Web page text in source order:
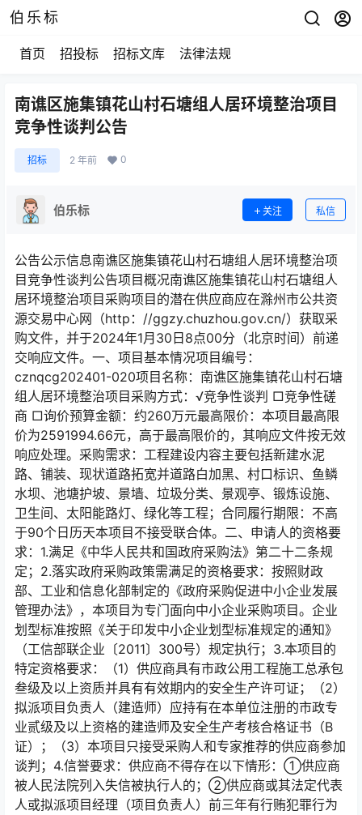
伯乐标
首页 招投标 招标文库 法律法规
南谯区施集镇花山村石塘组人居环境整治项目
竞争性谈判公告
招标 2 年前 0
伯乐标 关注 私信
公告公示信息南谯区施集镇花山村石塘组人居环境整治项
目竞争性谈判公告项目概况南谯区施集镇花山村石塘组人
居环境整治项目采购项目的潜在供应商应在滁州市公共资
源交易中心网（http：//ggzy.chuzhou.gov.cn/）获取采
购文件，并于2024年1月30日8点00分（北京时间）前递
交响应文件。一、项目基本情况项目编号：
cznqcg202401-020项目名称：南谯区施集镇花山村石塘
组人居环境整治项目采购方式：√竞争性谈判 □竞争性磋
商 □询价预算金额：约260万元最高限价：本项目最高限
价为2591994.66元，高于最高限价的，其响应文件按无效
响应处理。采购需求：工程建设内容主要包括新建水泥
路、铺装、现状道路拓宽并道路白加黑、村口标识、鱼鳞
水坝、池塘护坡、景墙、垃圾分类、景观亭、锻炼设施、
卫生间、太阳能路灯、绿化等工程；合同履行期限：不高
于90个日历天本项目不接受联合体。二、申请人的资格要
求：1.满足《中华人民共和国政府采购法》第二十二条规
定；2.落实政府采购政策需满足的资格要求：按照财政
部、工业和信息化部制定的《政府采购促进中小企业发展
管理办法》，本项目为专门面向中小企业采购项目。企业
划型标准按照《关于印发中小企业划型标准规定的通知》
（工信部联企业〔2011〕300号）规定执行；3.本项目的
特定资格要求：（1）供应商具有市政公用工程施工总承包
叁级及以上资质并具有有效期内的安全生产许可证；（2）
拟派项目负责人（建造师）应持有在本单位注册的市政专
业贰级及以上资格的建造师及安全生产考核合格证书（B
证）；（3）本项目只接受采购人和专家推荐的供应商参加
谈判；4.信誉要求：供应商不得存在以下情形：①供应商
被人民法院列入失信被执行人的；②供应商或其法定代表
人或拟派项目经理（项目负责人）前三年有行贿犯罪行为